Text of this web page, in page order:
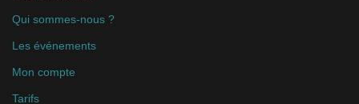
Qui sommes-nous ?
Les événements
Mon compte
Tarifs